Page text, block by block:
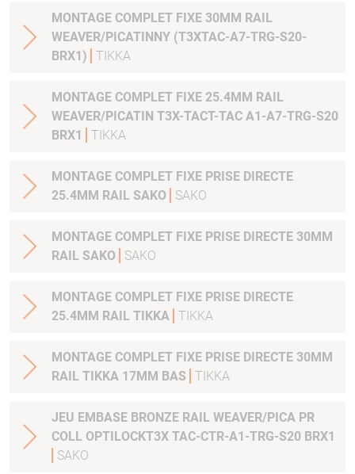
MONTAGE COMPLET FIXE 30MM RAIL
WEAVER/PICATINNY (T3XTAC-A7-TRG-S20-
BRX1)
TIKKA
MONTAGE COMPLET FIXE 25.4MM RAIL
WEAVER/PICATIN T3X-TACT-TAC A1-A7-TRG-S20
BRX1
TIKKA
MONTAGE COMPLET FIXE PRISE DIRECTE
25.4MM RAIL SAKO
SAKO
MONTAGE COMPLET FIXE PRISE DIRECTE 30MM
RAIL SAKO
SAKO
MONTAGE COMPLET FIXE PRISE DIRECTE
25.4MM RAIL TIKKA TIKKA
MONTAGE COMPLET FIXE PRISE DIRECTE 30MM
RAIL TIKKA 17MM BAS
TIKKA
JEU EMBASE BRONZE RAIL WEAVER/PICA PR
COLL OPTILOCKT3X TAC-CTR-A1-TRG-S20 BRX1
SAKO